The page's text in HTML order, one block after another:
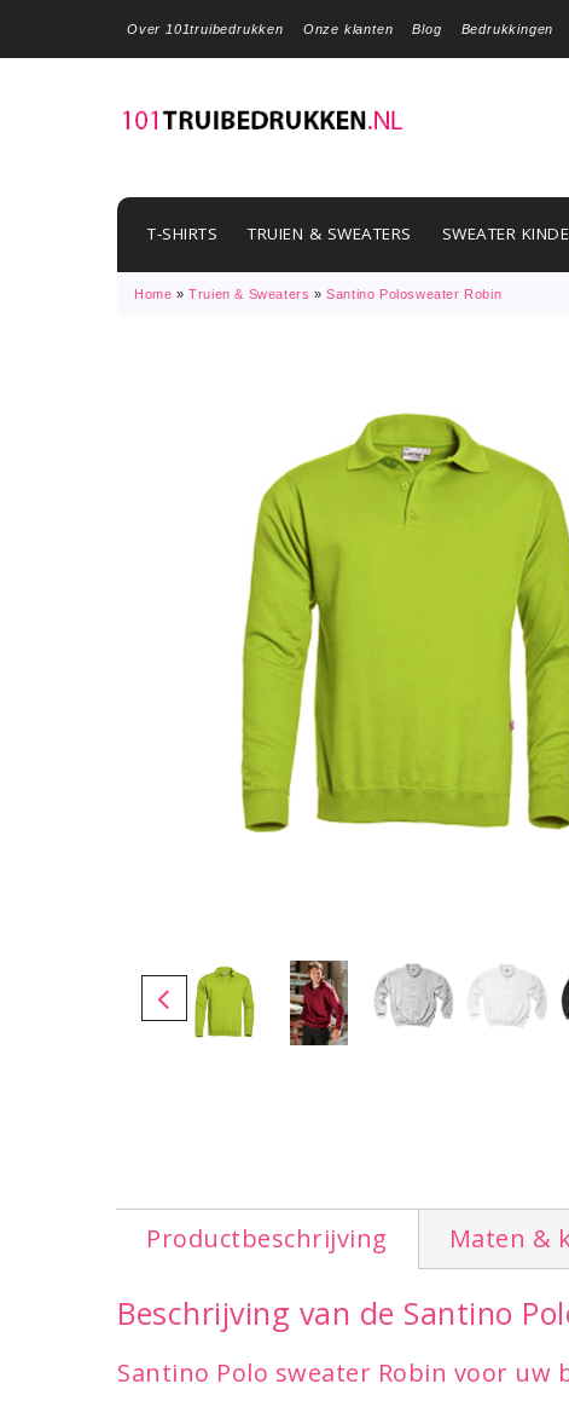
Over 101truibedrukken Onze klanten Blog Bedrukkingen
T-SHIRTS TRUIEN & SWEATERS SWEATER
Home »Truien & Sweaters »Santino Polosweater Robin
Productbeschrijving Maten &
Beschrijving van de Santino
Santino Polo sweater Robin voor uw